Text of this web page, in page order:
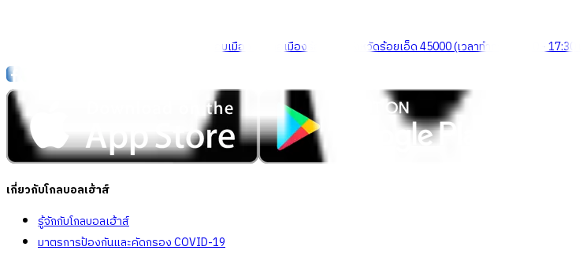
สำนักงานใหญ่: 232 หมู่ที่ 19 ตำบลรอบเมือง อำเภอเมืองร้อยเอ็ด จังหวัดร้อยเอ็ด 45000 (เวลาทำการ 08:30 - 17:30 น.)
เกี่ยวกับโกลบอลเฮ้าส์
รู้จักกับโกลบอลเฮ้าส์
มาตรการป้องกันและคัดกรอง COVID-19